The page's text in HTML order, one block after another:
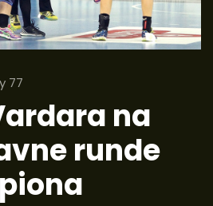
77
na
runde